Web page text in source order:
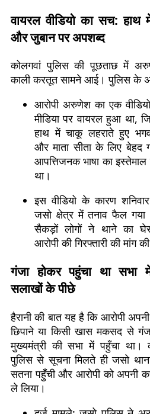
वायरल वीडियो का सच: हाथ
और जुबान पर अपशब्द
कोलगवां पुलिस की पूछताछ में
काली करतूत सामने आई। पुलिस के
आरोपी अरुणेश का एक
मीडिया पर वायरल हुआ था,
हाथ में चाकू लहराते हुए
और माता सीता के लिए बेहद
आपत्तिजनक भाषा का इस्तेमाल
था।
इस वीडियो के कारण
जसो क्षेत्र में तनाव फैल
सैकड़ों लोगों ने थाने का
आरोपी की गिरफ्तारी की मांग
गंजा होकर पहुंचा था सभा
सलाखों के पीछे
हैरानी की बात यह है कि आरोपी
छिपाने या किसी खास मकसद से
मुख्यमंत्री की सभा में पहुँचा था।
पुलिस से सूचना मिलते ही जसो
सतना पहुँची और आरोपी को अपनी
ले लिया।